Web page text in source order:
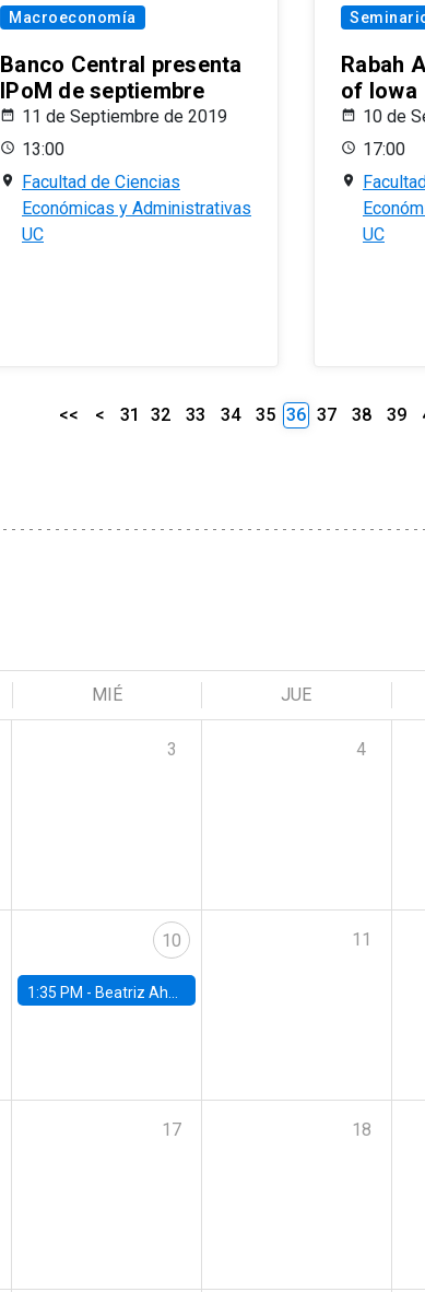
Macroeconomía
Banco Central presenta
IPoM de septiembre
11 de Septiembre de 2019
13:00
Facultad de Ciencias
Económicas y Administrativas
UC
Rabah
of Iowa
10 de
17:00
UC
<< < 31 32 33 34 35 36 37 38 39
MIÉ JUE
3 4
10
1:35 PM - Beatriz Ahumada, PhD candidate, Universidad de Pittsburgh
11
17 18